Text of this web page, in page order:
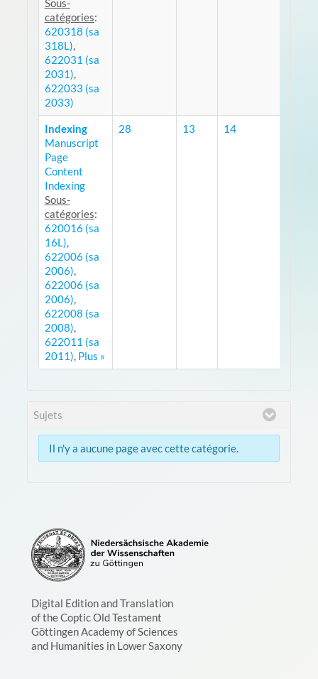
Sous-
catégories:
620318 (sa
318L),
622031 (sa
2031),
622033 (sa
2033)
Indexing
Manuscript
Page
Content
Indexing
Sous-
catégories:
620016 (sa
16L),
622006 (sa
2006),
622006 (sa
2006),
622008 (sa
2008),
622011 (sa
2011), Plus »
28 13
14
Sujets
Il n'y a aucune page avec cette catégorie.
Digital Edition and Translation
of the Coptic Old Testament
Göttingen Academy of Sciences
and Humanities in Lower Saxony